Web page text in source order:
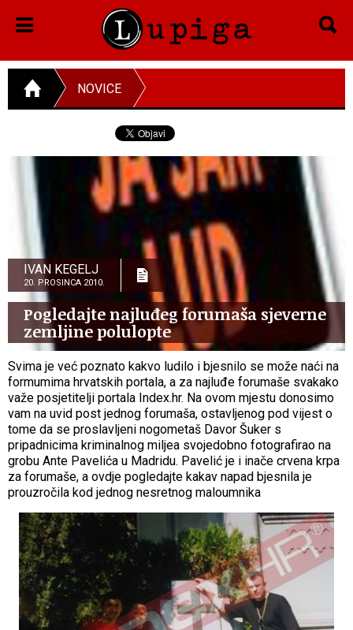
NOVICE
IVAN KEGELJ
20. PROSINCA 2010.
Pogledajte najluđeg forumaša sjeverne
zemljine polulopte
Svima je već poznato kakvo ludilo i bjesnilo se može naći na
formumima hrvatskih portala, a za najluđe forumaše svakako
važe posjetitelji portala Index.hr. Na ovom mjestu donosimo
vam na uvid post jednog forumaša, ostavljenog pod vijest o
tome da se proslavljeni nogometaš Davor Šuker s
pripadnicima kriminalnog miljea svojedobno fotografirao na
grobu Ante Pavelića u Madridu. Pavelić je i inače crvena krpa
za forumaše, a ovdje pogledajte kakav napad bjesnila je
prouzročila kod jednog nesretnog maloumnika